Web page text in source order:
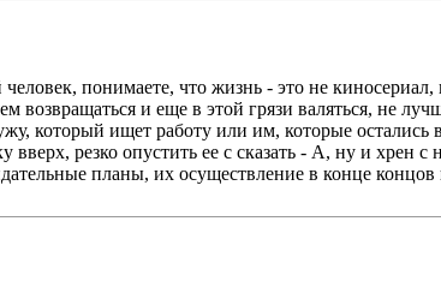
понимаете, что жизнь - это не киносериал,
возвращаться и еще в этой грязи валяться, не
который ищет работу или им, которые
вверх, резко опустить ее с сказать - А, ну и хрен
планы, их осуществление в конце